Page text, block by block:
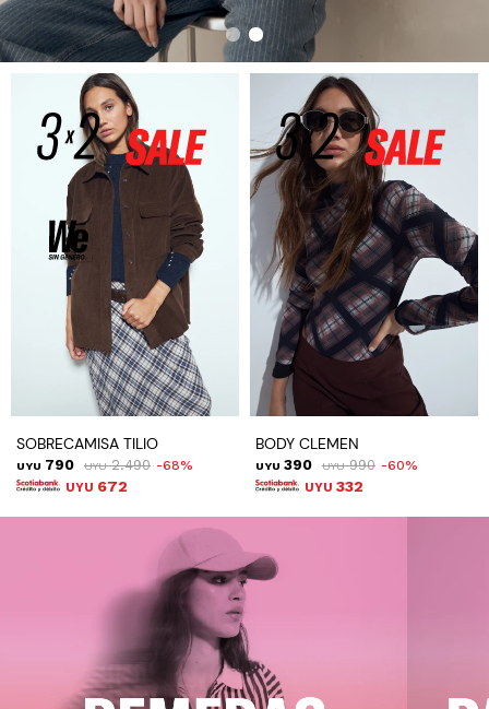
SOBRECAMISA TILIO
UYU 790 UYU 2.490 68
UYU 672
BODY CLEMEN
UYU 390 UYU 990 60
UYU 332